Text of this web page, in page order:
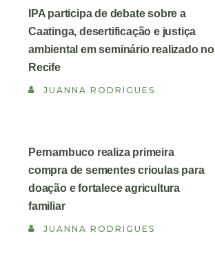
IPA participa de debate sobre a
Caatinga, desertificação e justiça
ambiental em seminário realizado no
Recife
JUANNA RODRIGUES
Pernambuco realiza primeira
compra de sementes crioulas para
doação e fortalece agricultura
familiar
JUANNA RODRIGUES